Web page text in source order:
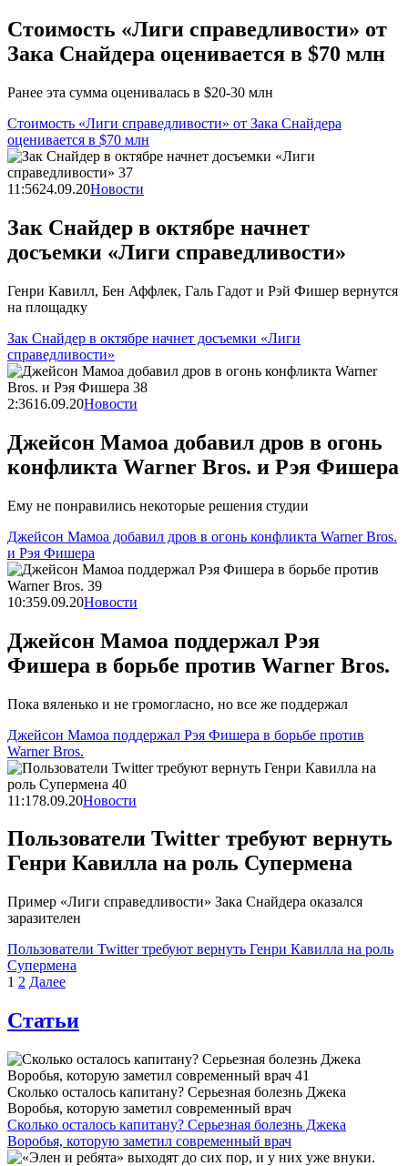
Стоимость «Лиги справедливости» от
Зака Снайдера оценивается в $70 млн
Ранее эта сумма оценивалась в $20-30 млн
Стоимость «Лиги справедливости» от Зака Снайдера
оценивается в $70 млн
11:5624.09.20Новости
Зак Снайдер в октябре начнет
досъемки «Лиги справедливости»
Генри Кавилл, Бен Аффлек, Галь Гадот и Рэй Фишер вернутся
на площадку
Зак Снайдер в октябре начнет досъемки «Лиги
справедливости»
2:3616.09.20Новости
Джейсон Мамоа добавил дров в огонь
конфликта Warner Bros. и Рэя Фишера
Ему не понравились некоторые решения студии
Джейсон Мамоа добавил дров в огонь конфликта Warner Bros.
и Рэя Фишера
10:359.09.20Новости
Джейсон Мамоа поддержал Рэя
Фишера в борьбе против Warner Bros.
Пока вяленько и не громогласно, но все же поддержал
Джейсон Мамоа поддержал Рэя Фишера в борьбе против
Warner Bros.
11:178.09.20Новости
Пользователи Twitter требуют вернуть
Генри Кавилла на роль Супермена
Пример «Лиги справедливости» Зака Снайдера оказался
заразителен
Пользователи Twitter требуют вернуть Генри Кавилла на роль
Супермена
Пагинация
записей
1 2 Далее
Статьи
Сколько осталось капитану? Серьезная болезнь Джека
Воробья, которую заметил современный врач
Сколько осталось капитану? Серьезная болезнь Джека
Воробья, которую заметил современный врач